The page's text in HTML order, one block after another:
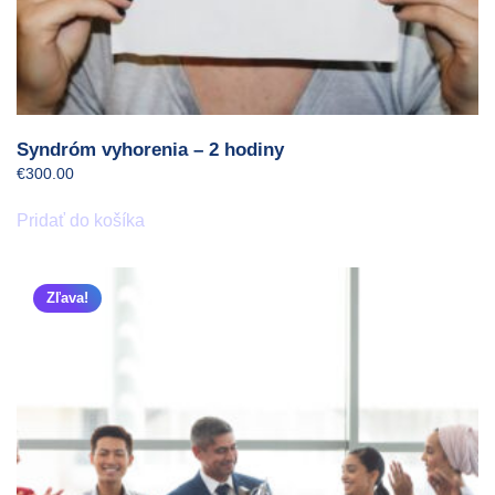
Syndróm vyhorenia – 2 hodiny
€300.00
Pridať do košíka
Zľava!